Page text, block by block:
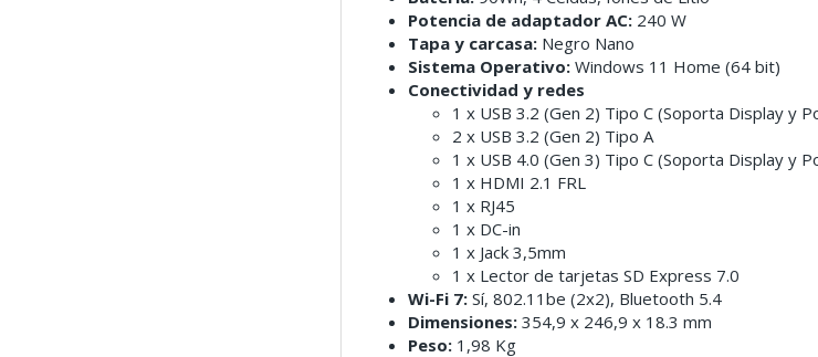
Potencia de adaptador AC: 240 W
Tapa y carcasa: Negro Nano
Sistema Operativo: Windows 11 Home (64 bit)
Conectividad y redes
1 x USB 3.2 (Gen 2) Tipo C (Soporta Display y
2 x USB 3.2 (Gen 2) Tipo A
1 x USB 4.0 (Gen 3) Tipo C (Soporta Display y
1 x HDMI 2.1 FRL
1 x RJ45
1 x DC-in
1 x Jack 3,5mm
1 x Lector de tarjetas SD Express 7.0
Wi-Fi 7: Sí, 802.11be (2x2), Bluetooth 5.4
Dimensiones: 354,9 x 246,9 x 18.3 mm
Peso: 1,98 Kg